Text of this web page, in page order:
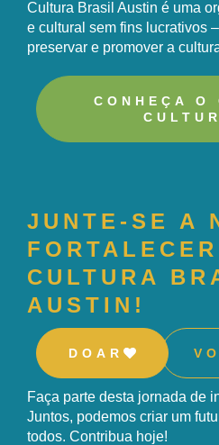
Cultura Brasil Austin é uma
e cultural sem fins lucrativos
preservar e promover a
CONHEÇA O
JUNTE-SE A
CULTURA
AUSTIN!
DOAR
Faça parte desta jornada de
Juntos, podemos criar um
todos. Contribua hoje!